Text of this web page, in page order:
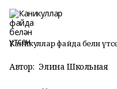
Каникуллар файда белән
Автор: Элина Школьная